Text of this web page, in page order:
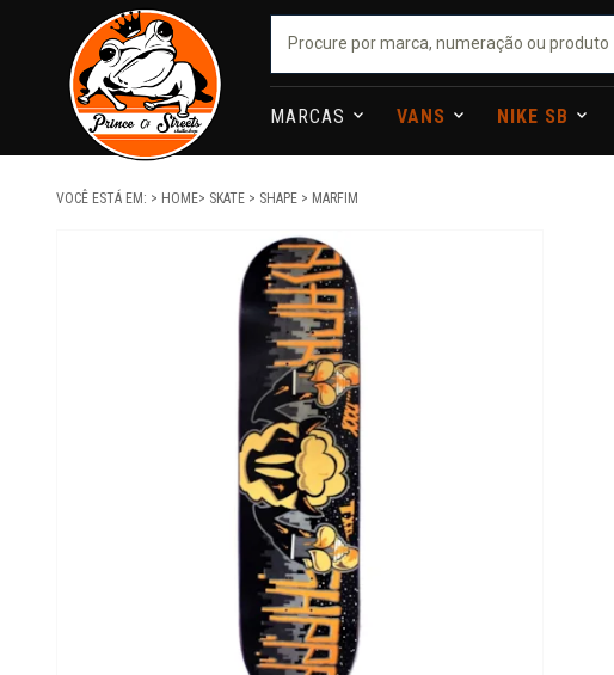
MARCAS VANS NIKE SB
VOCÊ ESTÁ EM: HOME SKATE SHAPE MARFIM